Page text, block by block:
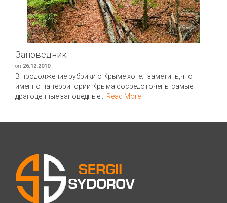
Заповедник
on 26.12.2010
В продолжение рубрики о Крыме хотел заметить,что
именно на территории Крыма сосредоточены самые
драгоценные заповедные... Read More